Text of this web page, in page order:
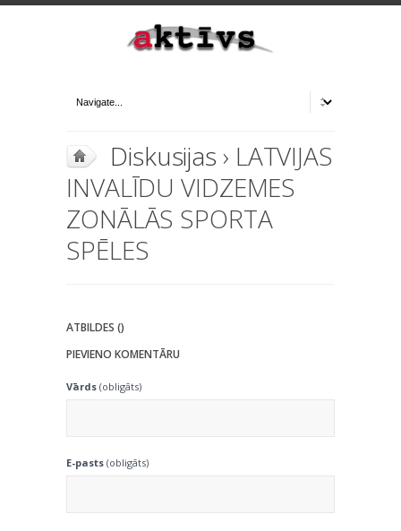
Diskusijas › LATVIJAS
INVALĪDU VIDZEMES
ZONĀLĀS SPORTA
SPĒLES
ATBILDES ()
PIEVIENO KOMENTĀRU
Vārds (obligāts)
E-pasts (obligāts)